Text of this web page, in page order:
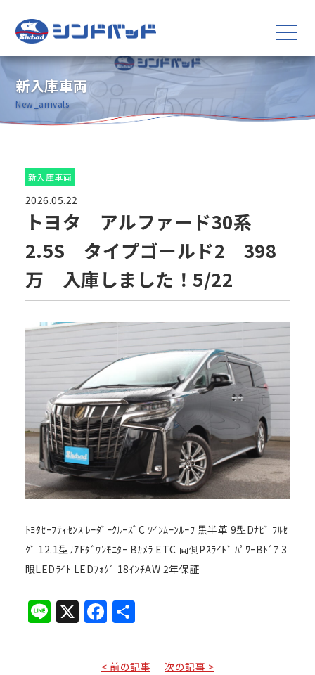
新入庫車両
New_arrivals
新入庫車両
2026.05.22
トヨタ アルファード30系
2.5S タイプゴールド2 398
万 入庫しました！5/22
ﾄﾖﾀｾｰﾌﾃｨｾﾝｽ ﾚｰﾀﾞｰｸﾙｰｽﾞC ﾂｲﾝﾑｰﾝﾙｰﾌ 黒半革 9型Dﾅﾋﾞ ﾌﾙｾ
ｸﾞ 12.1型ﾘｱFﾀﾞｳﾝﾓﾆﾀｰ Bｶﾒﾗ ETC 両側Pｽﾗｲﾄﾞ ﾊﾟﾜｰBﾄﾞｱ 3
眼LEDﾗｲﾄ LEDﾌｫｸﾞ 18ｲﾝﾁAW 2年保証
Line
X Facebook
共
< 前の記事 次の記事 >